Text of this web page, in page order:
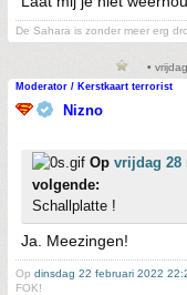
De Sahara is zonder meer erg
•
Moderator / Kerstkaart terrorist
Nizno
Op vrijdag 28
volgende:
Schallplatte !
Ja. Meezingen!
Op dinsdag 22 februari 2022
FOK!